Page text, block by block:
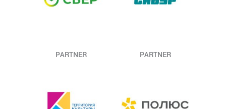
PARTNER PARTNER